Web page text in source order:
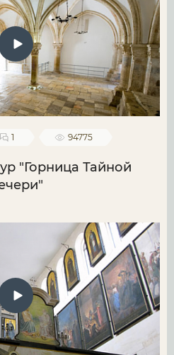
1 94775
"Горница Тайной